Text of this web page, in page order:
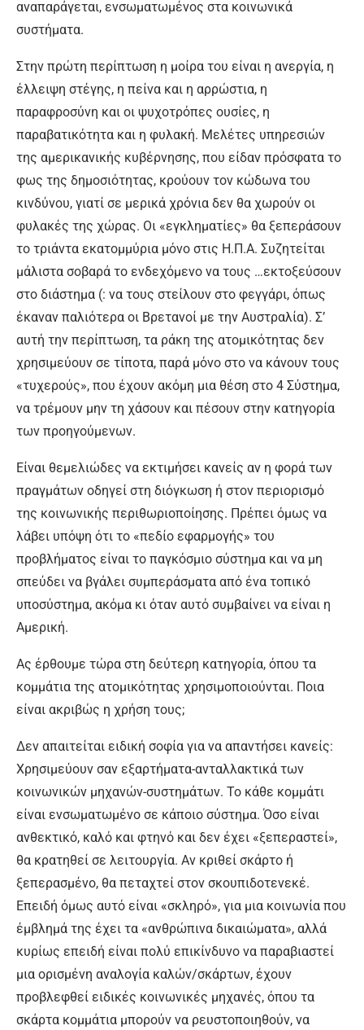
αναπαράγεται, ενσωματωμένος στα κοινωνικά
συστήματα.
Στην πρώτη περίπτωση η μοίρα του είναι η ανεργία, η
έλλειψη στέγης, η πείνα και η αρρώστια, η
παραφροσύνη και οι ψυχοτρόπες ουσίες, η
παραβατικότητα και η φυλακή. Μελέτες υπηρεσιών
της αμερικανικής κυβέρνησης, που είδαν πρόσφατα το
φως της δημοσιότητας, κρούουν τον κώδωνα του
κινδύνου, γιατί σε μερικά χρόνια δεν θα χωρούν οι
φυλακές της χώρας. Οι «εγκληματίες» θα ξεπεράσουν
το τριάντα εκατομμύρια μόνο στις Η.Π.Α. Συζητείται
μάλιστα σοβαρά το ενδεχόμενο να τους …εκτοξεύσουν
στο διάστημα (: να τους στείλουν στο φεγγάρι, όπως
έκαναν παλιότερα οι Βρετανοί με την Αυστραλία). Σ’
αυτή την περίπτωση, τα ράκη της ατομικότητας δεν
χρησιμεύουν σε τίποτα, παρά μόνο στο να κάνουν τους
«τυχερούς», που έχουν ακόμη μια θέση στο 4 Σύστημα,
να τρέμουν μην τη χάσουν και πέσουν στην κατηγορία
των προηγούμενων.
Είναι θεμελιώδες να εκτιμήσει κανείς αν η φορά των
πραγμάτων οδηγεί στη διόγκωση ή στον περιορισμό
της κοινωνικής περιθωριοποίησης. Πρέπει όμως να
λάβει υπόψη ότι το «πεδίο εφαρμογής» του
προβλήματος είναι το παγκόσμιο σύστημα και να μη
σπεύδει να βγάλει συμπεράσματα από ένα τοπικό
υποσύστημα, ακόμα κι όταν αυτό συμβαίνει να είναι η
Αμερική.
Ας έρθουμε τώρα στη δεύτερη κατηγορία, όπου τα
κομμάτια της ατομικότητας χρησιμοποιούνται. Ποια
είναι ακριβώς η χρήση τους;
Δεν απαιτείται ειδική σοφία για να απαντήσει κανείς:
Χρησιμεύουν σαν εξαρτήματα-ανταλλακτικά των
κοινωνικών μηχανών-συστημάτων. Το κάθε κομμάτι
είναι ενσωματωμένο σε κάποιο σύστημα. Όσο είναι
ανθεκτικό, καλό και φτηνό και δεν έχει «ξεπεραστεί»,
θα κρατηθεί σε λειτουργία. Αν κριθεί σκάρτο ή
ξεπερασμένο, θα πεταχτεί στον σκουπιδοτενεκέ.
Επειδή όμως αυτό είναι «σκληρό», για μια κοινωνία που
έμβλημά της έχει τα «ανθρώπινα δικαιώματα», αλλά
κυρίως επειδή είναι πολύ επικίνδυνο να παραβιαστεί
μια ορισμένη αναλογία καλών/σκάρτων, έχουν
προβλεφθεί ειδικές κοινωνικές μηχανές, όπου τα
σκάρτα κομμάτια μπορούν να ρευστοποιηθούν, να